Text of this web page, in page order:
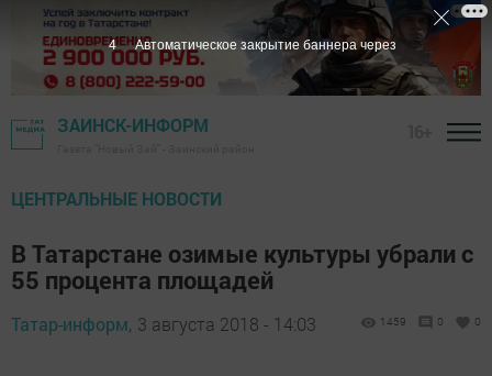
ЗАИНСК-ИНФОРМ
ЦЕНТРАЛЬНЫЕ НОВОСТИ
В Татарстане озимые культуры убрали с
55 процента площадей
Татар-информ, 3 августа 2018 - 14:03 1459 0 0
3 Автоматическое закрытие баннера через